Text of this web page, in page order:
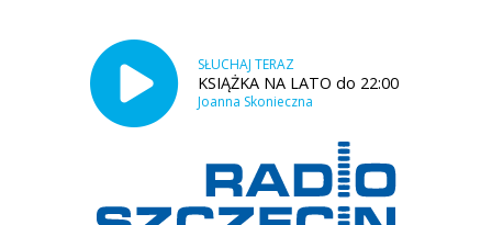
SŁUCHAJ TERAZ
KSIĄŻKA NA LATO do 22:00
Joanna Skonieczna